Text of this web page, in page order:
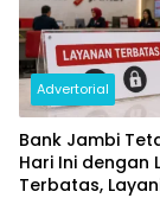
Advertorial
Bank Jambi
Hari Ini dengan
Terbatas,